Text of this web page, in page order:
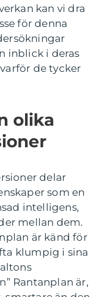
kan vi dra
för denna
inblick i deras
de tycker
olika
delar
som en
intelligens,
mellan dem.
är känd för
klumpig i sina
Rantanplan är,